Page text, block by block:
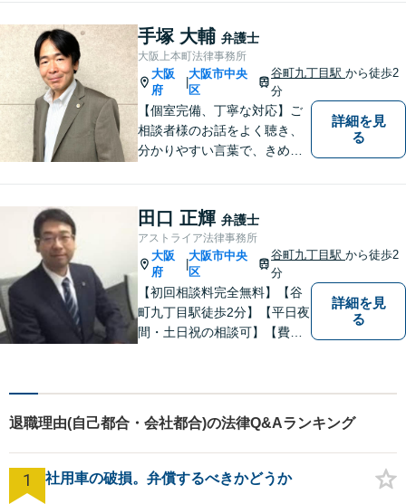
婚・相続といった身の回りの
トラブルから、刑事・詐欺、
公害・行政事件まであらゆる
問題のご相談を承ります。小
さな悩み事でもお気軽にお問
合わせください。
手塚 大輔 弁護士
大阪上本町法律事務所
大阪
府
|
大阪市中央
区
谷町九丁目駅から徒歩2
分
【個室完備、丁寧な対応】ご
相談者様のお話をよく聴き、
分かりやすい言葉で、きめ細
ております。相談にお越しい
ただいた方々が安心して落ち
着いてお話することができる
よう、完全個室をご準備して
おります。どうぞお気軽にご
相談ください。
詳細を見
る
田口 正輝 弁護士
アストライア法律事務所
大阪
府
|
大阪市中央
区
谷町九丁目駅から徒歩2
分
【初回相談料完全無料】【谷
町九丁目駅徒歩2分】【平日夜
間・土日祝の相談可】【費用
詳細を見
る
退職理由(自己都合・会社都合)の法律Q&Aランキング
1 社用車の破損。弁償するべきかどうか